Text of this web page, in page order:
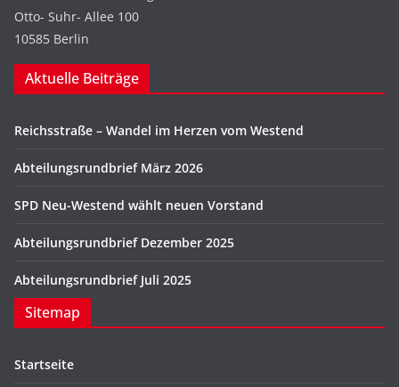
Otto- Suhr- Allee 100
10585 Berlin
Aktuelle Beiträge
Reichsstraße – Wandel im Herzen vom Westend
Abteilungsrundbrief März 2026
SPD Neu-Westend wählt neuen Vorstand
Abteilungsrundbrief Dezember 2025
Abteilungsrundbrief Juli 2025
Sitemap
Startseite